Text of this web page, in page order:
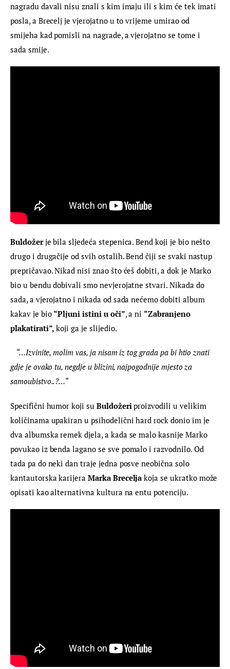
nagradu davali nisu znali s kim imaju ili s kim će tek imati
posla, a Brecelj je vjerojatno u to vrijeme umirao od
smijeha kad pomisli na nagrade, a vjerojatno se tome i
sada smije.
Buldožer je bila sljedeća stepenica. Bend koji je bio nešto
drugo i drugačije od svih ostalih. Bend čiji se svaki nastup
prepričavao. Nikad nisi znao što ćeš dobiti, a dok je Marko
bio u bendu dobivali smo nevjerojatne stvari. Nikada do
sada, a vjerojatno i nikada od sada nećemo dobiti album
kakav je bio “Pljuni istini u oči”, a ni “Zabranjeno
plakatirati”, koji ga je slijedio.
“…Izvinite, molim vas, ja nisam iz tog grada pa bi htio znati
gdje je ovako tu, negdje u blizini, najpogodnije mjesto za
samoubistvo..?…“
Specifični humor koji su Buldožeri proizvodili u velikim
količinama upakiran u psihodelični hard rock donio im je
dva albumska remek djela, a kada se malo kasnije Marko
povukao iz benda lagano se sve pomalo i razvodnilo. Od
tada pa do neki dan traje jedna posve neobična solo
kantautorska karijera Marka Brecelja koja se ukratko može
opisati kao alternativna kultura na entu potenciju.